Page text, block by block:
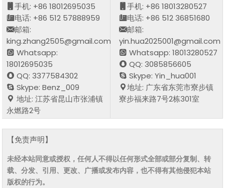
手机: +86 18012695035
电话: +86 512 57888959
邮箱:
king.zhang2505@gmail.com
Whatsapp:
18012695035
QQ: 3377584302
Skype: Benz_009
地址: 江苏省昆山市张浦镇
永燃路2号
手机: +86 18013280527
电话: +86 512 36851680
邮箱:
yin.hua2025001@gmail.com
Whatsapp: 18013280527
QQ: 3085856605
Skype: Yin_hua001
地址: 广东省东莞市寮步镇
寮步福来路7号2栋301室
【免责声明】
未经本站同意或授权，任何人不得以任何形式全部或部分复制、转
载、分发、引用、更改、广播或发布内容，也不得有其他侵犯本站
版权的行为。